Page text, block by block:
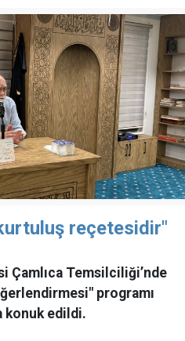
reçetesidir"
Çamlıca Temsilciliği’nde
programı
konuk edildi.